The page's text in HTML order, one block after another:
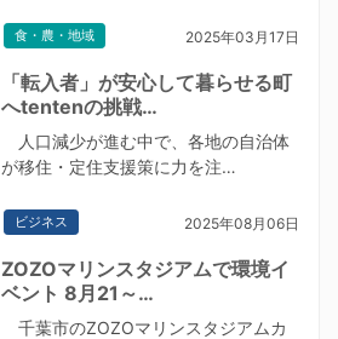
食・農・地域 2025年03月17日
「転入者」が安心して暮らせる町
へtentenの挑戦…
人口減少が進む中で、各地の自治体
が移住・定住支援策に力を注…
ビジネス 2025年08月06日
ZOZOマリンスタジアムで環境イ
ベント 8月21～…
千葉市のZOZOマリンスタジアムカ